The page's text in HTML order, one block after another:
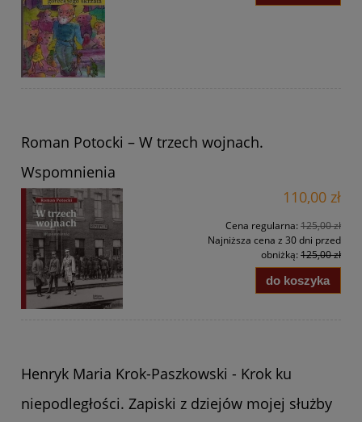
Roman Potocki – W trzech wojnach.
Wspomnienia
110,00 zł
Cena regularna: 125,00 zł
Najniższa cena z 30 dni przed
obniżką: 125,00 zł
do koszyka
Henryk Maria Krok-Paszkowski - Krok ku
niepodległości. Zapiski z dziejów mojej służby